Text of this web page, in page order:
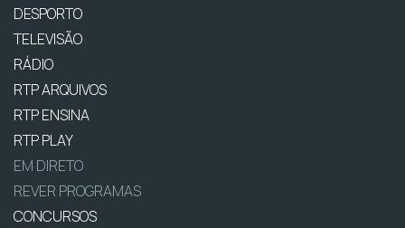
DESPORTO
TELEVISÃO
RÁDIO
RTP ARQUIVOS
RTP ENSINA
RTP PLAY
EM DIRETO
REVER PROGRAMAS
CONCURSOS